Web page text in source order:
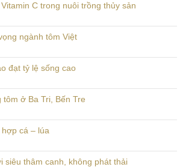
C trong nuôi trồng thủy sản
ngành tôm Việt
đạt tỷ lệ sống cao
tôm ở Ba Tri, Bến Tre
cá – lúa
siêu thâm canh, không phát thải